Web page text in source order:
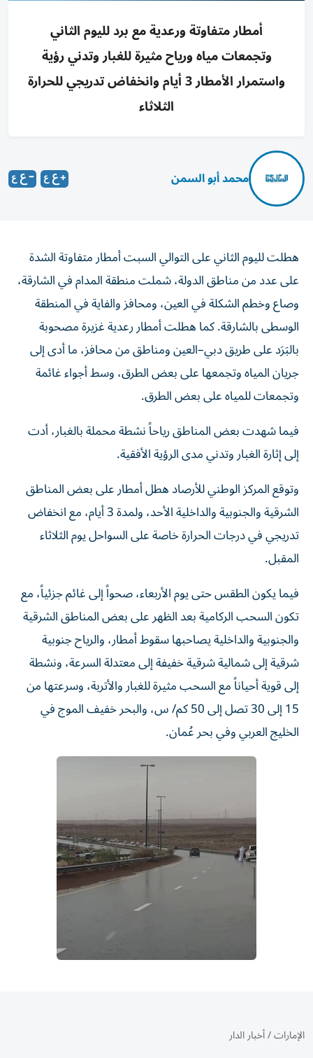
أمطار متفاوتة ورعدية مع برد لليوم الثاني
وتجمعات مياه ورياح مثيرة للغبار وتدني رؤية
واستمرار الأمطار 3 أيام وانخفاض تدريجي للحرارة
الثلاثاء
محمد أبو السمن
هطلت لليوم الثاني على التوالي السبت أمطار متفاوتة الشدة
على عدد من مناطق الدولة، شملت منطقة المدام في الشارقة،
وصاع وخطم الشكلة في العين، ومحافز والفاية في المنطقة
الوسطى بالشارقة. كما هطلت أمطار رعدية غزيرة مصحوبة
بالبَرَد على طريق دبي–العين ومناطق من محافز، ما أدى إلى
جريان المياه وتجمعها على بعض الطرق، وسط أجواء غائمة
وتجمعات للمياه على بعض الطرق.
فيما شهدت بعض المناطق رياحاً نشطة محملة بالغبار، أدت
إلى إثارة الغبار وتدني مدى الرؤية الأفقية.
وتوقع المركز الوطني للأرصاد هطل أمطار على بعض المناطق
الشرقية والجنوبية والداخلية الأحد، ولمدة 3 أيام، مع انخفاض
تدريجي في درجات الحرارة خاصة على السواحل يوم الثلاثاء
المقبل.
فيما يكون الطقس حتى يوم الأربعاء، صحواً إلى غائم جزئياً، مع
تكون السحب الركامية بعد الظهر على بعض المناطق الشرقية
والجنوبية والداخلية يصاحبها سقوط أمطار، والرياح جنوبية
شرقية إلى شمالية شرقية خفيفة إلى معتدلة السرعة، ونشطة
إلى قوية أحياناً مع السحب مثيرة للغبار والأتربة، وسرعتها من
15 إلى 30 تصل إلى 50 كم/ س، والبحر خفيف الموج في
الخليج العربي وفي بحر عُمان.
الإمارات/أخبار الدار